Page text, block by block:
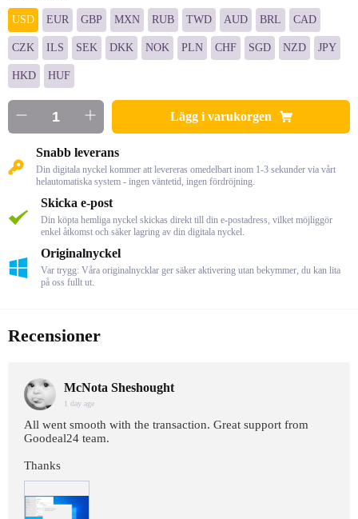
USD EUR GBP MXN RUB TWD AUD BRL CAD
CZK ILS SEK DKK NOK PLN CHF SGD NZD JPY
HKD HUF
Lägg i varukorgen
Snabb leverans
Din digitala nyckel kommer att levereras omedelbart inom 1-3 sekunder via vårt
helautomatiska system - ingen väntetid, ingen fördröjning.
Skicka e-post
Din köpta hemliga nyckel skickas direkt till din e-postadress, vilket möjliggör
enkel åtkomst och säker lagring av din digitala nyckel.
Originalnyckel
Var trygg: Våra originalnycklar ger säker aktivering utan bekymmer, du kan lita
på oss fullt ut.
Recensioner
McNota Sheshought
1 day age
All went smooth with the transaction. Great support from
Goodeal24 team.
Thanks